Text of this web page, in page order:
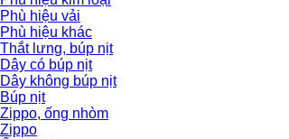
Phù hiệu vải
Phù hiệu khác
Thắt lưng, búp nịt
Dây có búp nịt
Dây không búp nịt
Búp nịt
Zippo, ống nhòm
Zippo